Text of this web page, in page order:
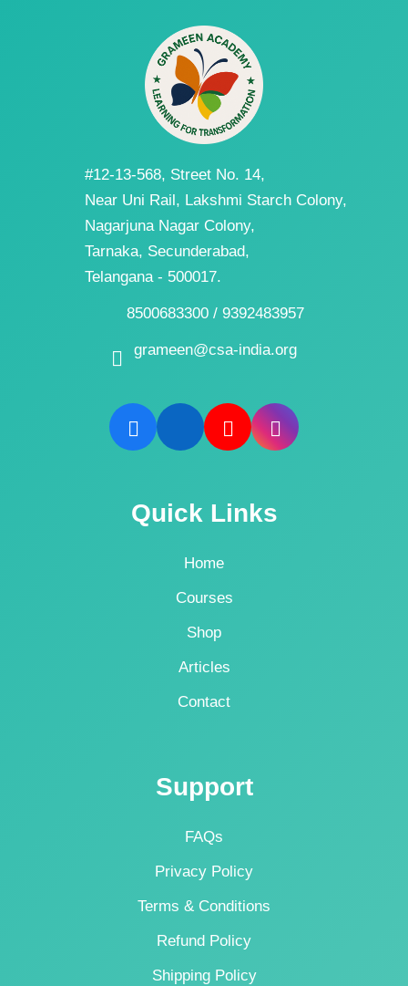
#12-13-568, Street No. 14,
Near Uni Rail, Lakshmi Starch Colony,
Nagarjuna Nagar Colony,
Tarnaka, Secunderabad,
Telangana - 500017.
8500683300 / 9392483957
grameen@csa-india.org
Quick Links
Home
Courses
Shop
Articles
Contact
Support
FAQs
Privacy Policy
Terms & Conditions
Refund Policy
Shipping Policy